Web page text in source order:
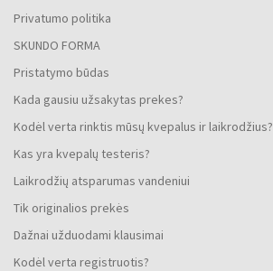
Privatumo politika
SKUNDO FORMA
Pristatymo būdas
Kada gausiu užsakytas prekes?
Kodėl verta rinktis mūsų kvepalus ir laikrodžius?
Kas yra kvepalų testeris?
Laikrodžių atsparumas vandeniui
Tik originalios prekės
Dažnai užduodami klausimai
Kodėl verta registruotis?